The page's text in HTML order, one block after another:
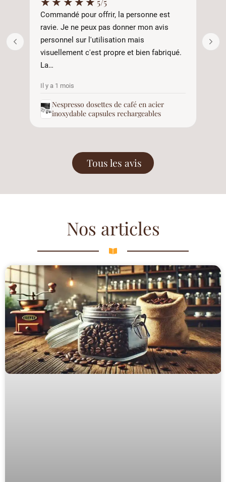
Commandé pour offrir, la personne est
ravie. Je ne peux pas donner mon avis
personnel sur l'utilisation mais
visuellement c'est propre et bien fabriqué.
La…
Il y a 1 mois
Nespresso dosettes de café en acier
inoxydable capsules rechargeables
Tous les avis
Nos articles